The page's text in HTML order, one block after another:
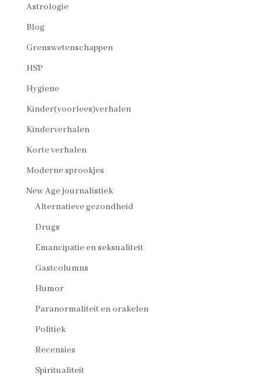
Astrologie
Blog
Grenswetenschappen
HSP
Hygiene
Kinder(voorlees)verhalen
Kinderverhalen
Korte verhalen
Moderne sprookjes
New Age journalistiek
Alternatieve gezondheid
Drugs
Emancipatie en seksualiteit
Gastcolumns
Humor
Paranormaliteit en orakelen
Politiek
Recensies
Spiritualiteit